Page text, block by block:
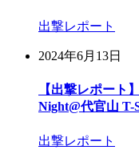
出撃レポート
2024年6月13日
【出撃レポート
Night@代官山 T-
出撃レポート